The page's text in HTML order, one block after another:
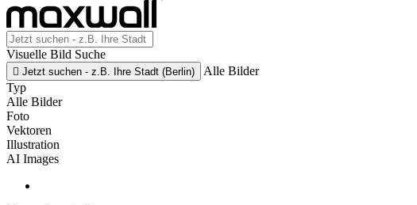
Visuelle Bild Suche
 Jetzt suchen - z.B. Ihre Stadt (Berlin)
Alle Bilder
Typ
Alle Bilder
Foto
Vektoren
Illustration
AI Images